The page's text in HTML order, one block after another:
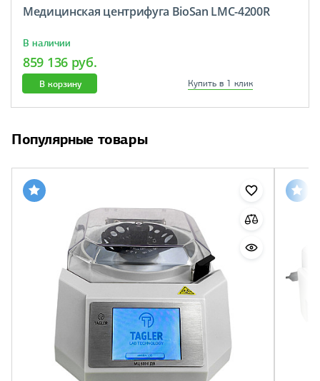
Медицинская центрифуга BioSan LMC-4200R
В наличии
859 136 руб.
В корзину Купить в 1 клик
Популярные товары